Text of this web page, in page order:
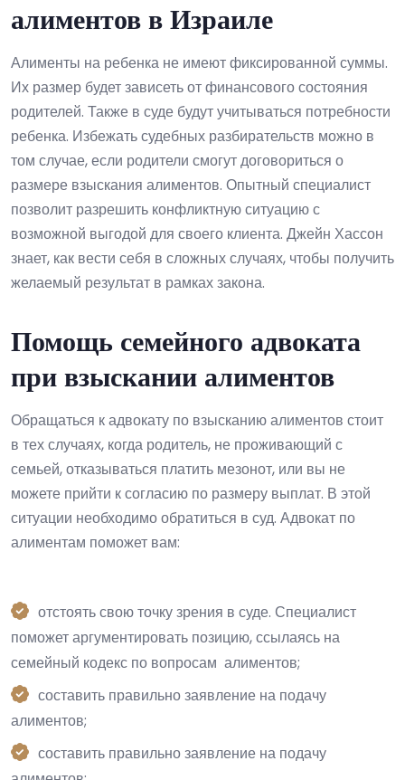
алиментов в Израиле
Алименты на ребенка не имеют фиксированной суммы.
Их размер будет зависеть от финансового состояния
родителей. Также в суде будут учитываться потребности
ребенка. Избежать судебных разбирательств можно в
том случае, если родители смогут договориться о
размере взыскания алиментов. Опытный специалист
позволит разрешить конфликтную ситуацию с
возможной выгодой для своего клиента. Джейн Хассон
знает, как вести себя в сложных случаях, чтобы получить
желаемый результат в рамках закона.
Помощь семейного адвоката
при взыскании алиментов
Обращаться к адвокату по взысканию алиментов стоит
в тех случаях, когда родитель, не проживающий с
семьей, отказываться платить мезонот, или вы не
можете прийти к согласию по размеру выплат. В этой
ситуации необходимо обратиться в суд. Адвокат по
алиментам поможет вам:
отстоять свою точку зрения в суде. Специалист
поможет аргументировать позицию, ссылаясь на
семейный кодекс по вопросам алиментов;
составить правильно заявление на подачу
алиментов;
составить правильно заявление на подачу